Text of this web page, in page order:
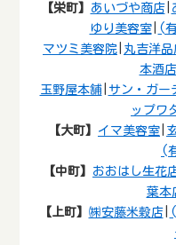
【栄町】 あいづや商店|
ゆり美容室| (
マツミ美容院 丸吉洋品
本酒店
玉野屋本舗| サン・ガー
ップワ
【大町】 イマ美容室
(
【中町】 おおはし生花
葉本
【上町】 ㈱安藤米穀店|